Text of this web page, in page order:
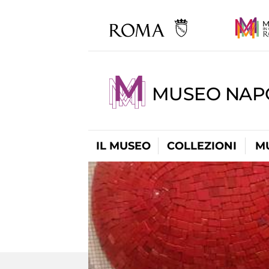
MUSEO
IL MUSEO COLLEZIONI